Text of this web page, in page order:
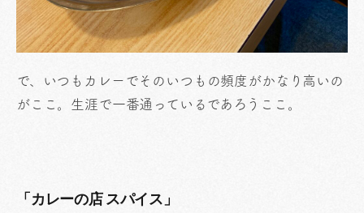
で、いつもカレーでそのいつもの頻度がかなり高いの
がここ。生涯で一番通っているであろうここ。
「カレーの店 スパイス」